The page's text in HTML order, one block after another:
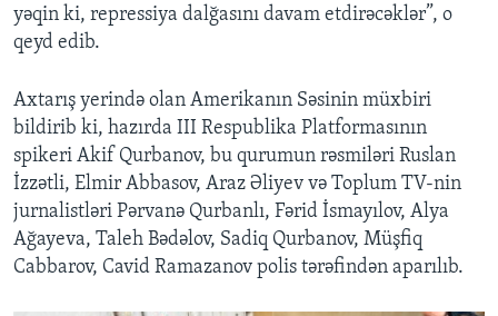
yəqin ki, repressiya dalğasını davam etdirəcəklər”, o
qeyd edib.
Axtarış yerində olan Amerikanın Səsinin müxbiri
bildirib ki, hazırda III Respublika Platformasının
spikeri Akif Qurbanov, bu qurumun rəsmiləri Ruslan
İzzətli, Elmir Abbasov, Araz Əliyev və Toplum TV-nin
jurnalistləri Pərvanə Qurbanlı, Fərid İsmayılov, Alya
Ağayeva, Taleh Bədəlov, Sadiq Qurbanov, Müşfiq
Cabbarov, Cavid Ramazanov polis tərəfindən aparılıb.